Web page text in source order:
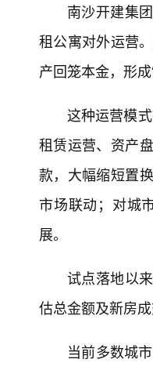
南沙开建集
租公寓对外运营
产回笼本金，形成
这种运营模
租赁运营、资产
款，大幅缩短置
市场联动；对城
展。
试点落地以
估总金额及新房
当前多数城